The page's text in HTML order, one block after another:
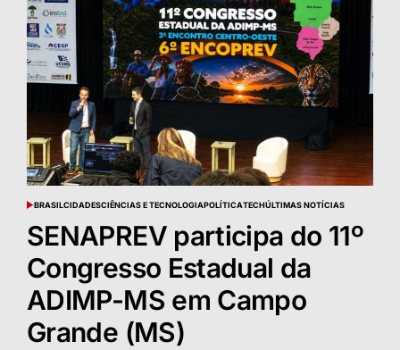
POSTED
BRASILCIDADESCIÊNCIAS E TECNOLOGIAPOLÍTICATECHÚLTIMAS NOTÍCIAS
SENAPREV participa do 11º
Congresso Estadual da
ADIMP-MS em Campo
Grande (MS)